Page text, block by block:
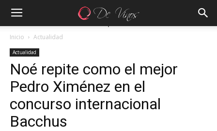
Inicio Actualidad
Actualidad
Noé repite como el mejor
Pedro Ximénez en el
concurso internacional
Bacchus